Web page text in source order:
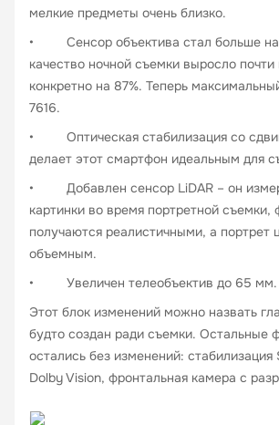
мелкие предметы очень близко.
• Сенсор объектива стал больше на
качество ночной съемки выросло почти
конкретно на 87%. Теперь
7616.
• Оптическая стабилизация со
делает этот смартфон идеальным для
• Добавлен сенсор LiDAR – он
картинки во время портретной съемки,
получаются реалистичными, а портрет
объемным.
• Увеличен телеобъектив до 65 мм.
Этот блок изменений можно назвать
будто создан ради съемки. Остальные
остались без изменений: стабилизация
Dolby Vision, фронтальная камера с